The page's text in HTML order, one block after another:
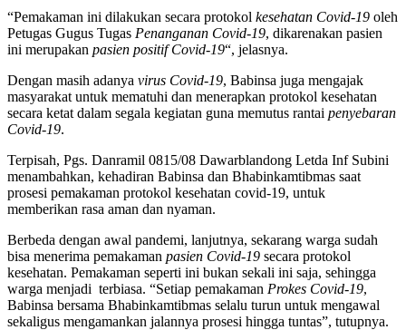
“Pemakaman ini dilakukan secara protokol kesehatan Covid-19 oleh
Petugas Gugus Tugas Penanganan Covid-19, dikarenakan pasien
ini merupakan pasien positif Covid-19“, jelasnya.
Dengan masih adanya virus Covid-19, Babinsa juga mengajak
masyarakat untuk mematuhi dan menerapkan protokol kesehatan
secara ketat dalam segala kegiatan guna memutus rantai penyebaran
Covid-19.
Terpisah, Pgs. Danramil 0815/08 Dawarblandong Letda Inf Subini
menambahkan, kehadiran Babinsa dan Bhabinkamtibmas saat
prosesi pemakaman protokol kesehatan covid-19, untuk
memberikan rasa aman dan nyaman.
Berbeda dengan awal pandemi, lanjutnya, sekarang warga sudah
bisa menerima pemakaman pasien Covid-19 secara protokol
kesehatan. Pemakaman seperti ini bukan sekali ini saja, sehingga
warga menjadi terbiasa. “Setiap pemakaman Prokes Covid-19,
Babinsa bersama Bhabinkamtibmas selalu turun untuk mengawal
sekaligus mengamankan jalannya prosesi hingga tuntas”, tutupnya.